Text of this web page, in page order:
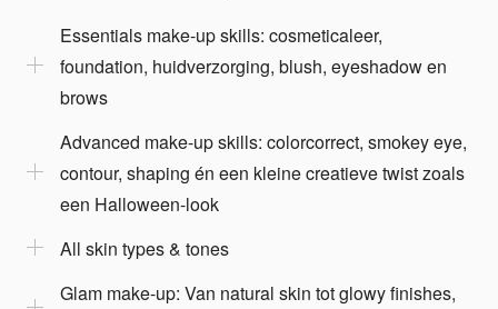
Essentials make-up skills: cosmeticaleer,
foundation, huidverzorging, blush, eyeshadow en
brows
Advanced make-up skills: colorcorrect, smokey eye,
contour, shaping én een kleine creatieve twist zoals
een Halloween-look
All skin types & tones
Glam make-up: Van natural skin tot glowy finishes,